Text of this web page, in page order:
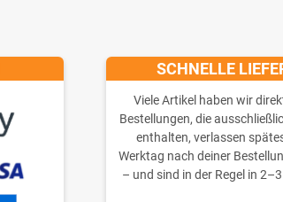
SCHNELLE
Viele Artikel haben wir
Bestellungen, die
enthalten, verlassen
Werktag nach deiner
– und sind in der Regel in